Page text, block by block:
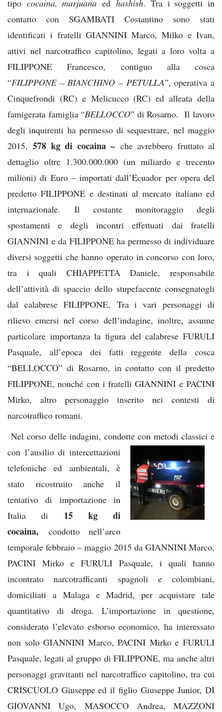
tipo cocaina, marjuana ed hashish. Tra i soggetti in
contatto con SGAMBATI Costantino sono stati
identificati i fratelli GIANNINI Marco, Milko e Ivan,
attivi nel narcotraffico capitolino, legati a loro volta a
FILIPPONE Francesco, contiguo alla cosca
“FILIPPONE – BIANCHINO – PETULLA”, operativa a
Cinquefrondi (RC) e Melicucco (RC) ed alleata della
famigerata famiglia “BELLOCCO” di Rosarno. Il lavoro
degli inquirenti ha permesso di sequestrare, nel maggio
2015,578 kg di cocaina – che avrebbero fruttato al
dettaglio oltre 1.300.000.000 (un miliardo e trecento
milioni) di Euro – importati dall’Ecuador per opera del
predetto FILIPPONE e destinati al mercato italiano ed
internazionale. Il costante monitoraggio degli
spostamenti e degli incontri effettuati dai fratelli
GIANNINI e da FILIPPONE ha permesso di individuare
diversi soggetti che hanno operato in concorso con loro,
tra i quali CHIAPPETTA Daniele, responsabile
dell’attività di spaccio dello stupefacente consegnatogli
dal calabrese FILIPPONE. Tra i vari personaggi di
rilievo emersi nel corso dell’indagine, inoltre, assume
particolare importanza la figura del calabrese FURULI
Pasquale, all’epoca dei fatti reggente della cosca
“BELLOCCO” di Rosarno, in contatto con il predetto
FILIPPONE, nonché con i fratelli GIANNINI e PACINI
Mirko, altro personaggio inserito nei contesti di
narcotraffico romani.
Nel corso delle indagini, condotte con metodi classici e
con l’ausilio di intercettazioni
telefoniche ed ambientali, è
stato ricostruito anche il
tentativo di importazione in
Italia di 15 kg di
cocaina, condotto nell’arco
temporale febbraio – maggio 2015 da GIANNINI Marco,
PACINI Mirko e FURULI Pasquale, i quali hanno
incontrato narcotrafficanti spagnoli e colombiani,
domiciliati a Malaga e Madrid, per acquistare tale
quantitativo di droga. L’importazione in questione,
considerato l’elevato esborso economico, ha interessato
non solo GIANNINI Marco, PACINI Mirko e FURULI
Pasquale, legati al gruppo di FILIPPONE, ma anche altri
personaggi gravitanti nel narcotraffico capitolino, tra cui
CRISCUOLO Giuseppe ed il figlio Giuseppe Junior, DI
GIOVANNI Ugo, MASOCCO Andrea, MAZZONI